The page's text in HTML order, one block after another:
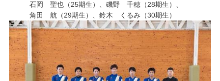
石岡 聖也（25期生）、磯野 千穂（28期生）、
角田 航（29期生）、鈴木 くるみ（30期生）